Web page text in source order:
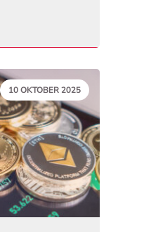
DATUM:
10 OKTOBER 2025